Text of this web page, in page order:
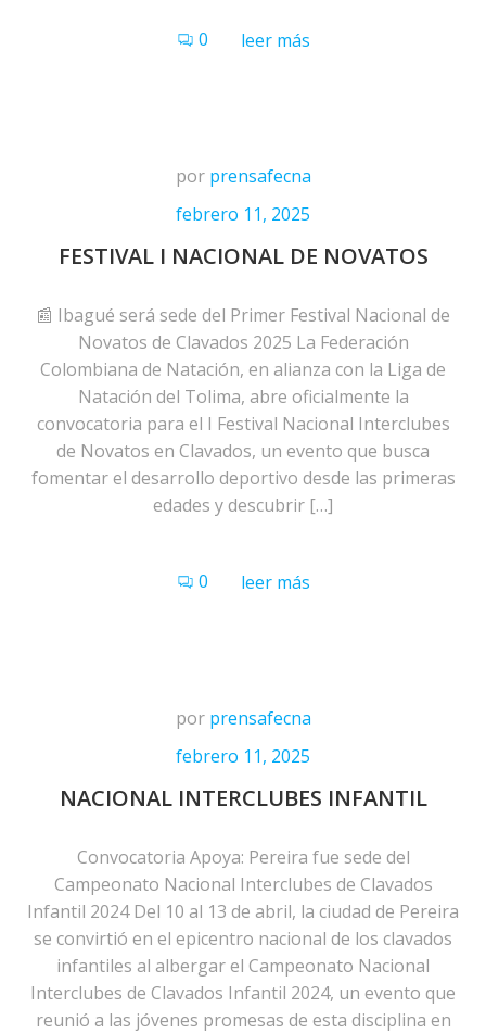
0 leer más
por prensafecna
febrero 11, 2025
FESTIVAL I NACIONAL DE NOVATOS
📰 Ibagué será sede del Primer Festival Nacional de
Novatos de Clavados 2025 La Federación
Colombiana de Natación, en alianza con la Liga de
Natación del Tolima, abre oficialmente la
convocatoria para el I Festival Nacional Interclubes
de Novatos en Clavados, un evento que busca
fomentar el desarrollo deportivo desde las primeras
edades y descubrir […]
0 leer más
por prensafecna
febrero 11, 2025
NACIONAL INTERCLUBES INFANTIL
Convocatoria Apoya: Pereira fue sede del
Campeonato Nacional Interclubes de Clavados
Infantil 2024 Del 10 al 13 de abril, la ciudad de Pereira
se convirtió en el epicentro nacional de los clavados
infantiles al albergar el Campeonato Nacional
Interclubes de Clavados Infantil 2024, un evento que
reunió a las jóvenes promesas de esta disciplina en